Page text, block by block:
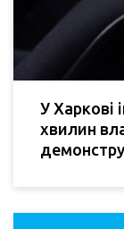
У Харкові
хвилин